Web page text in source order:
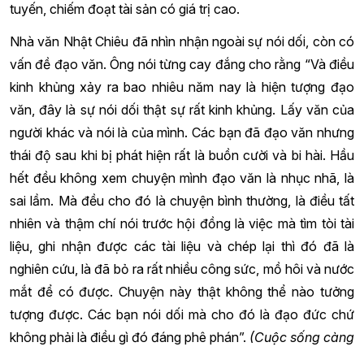
tuyến, chiếm đoạt tài sản có giá trị cao.
Nhà văn Nhật Chiêu đã nhìn nhận ngoài sự nói dối, còn có
vấn đề đạo văn. Ông nói từng cay đắng cho rằng “Và điều
kinh khủng xảy ra bao nhiêu năm nay là hiện tượng đạo
văn, đây là sự nói dối thật sự rất kinh khủng. Lấy văn của
người khác và nói là của mình. Các bạn đã đạo văn nhưng
thái độ sau khi bị phát hiện rất là buồn cười và bi hài. Hầu
hết đều không xem chuyện mình đạo văn là nhục nhã, là
sai lầm. Mà đều cho đó là chuyện bình thường, là điều tất
nhiên và thậm chí nói trước hội đồng là việc mà tìm tòi tài
liệu, ghi nhận được các tài liệu và chép lại thì đó đã là
nghiên cứu, là đã bỏ ra rất nhiều công sức, mồ hôi và nước
mắt để có được. Chuyện này thật không thể nào tưởng
tượng được. Các bạn nói dối mà cho đó là đạo đức chứ
không phải là điều gì đó đáng phê phán”. (Cuộc sống càng